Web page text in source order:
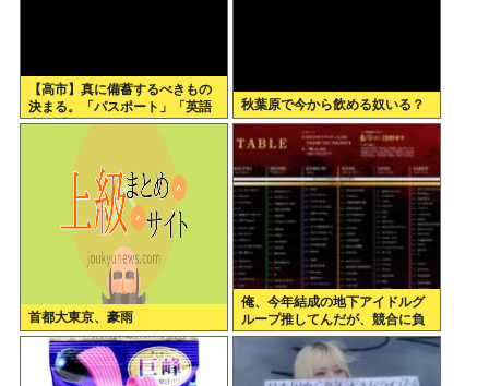
【高市】真に備蓄するべきもの
決まる。「パスポート」「英語
力」「海外からアクセスして日
秋葉原で今から飲める奴いる？
首都大東京、豪雨
俺、今年結成の地下アイドルグ
ループ推してんだが、競合に負
けてる。